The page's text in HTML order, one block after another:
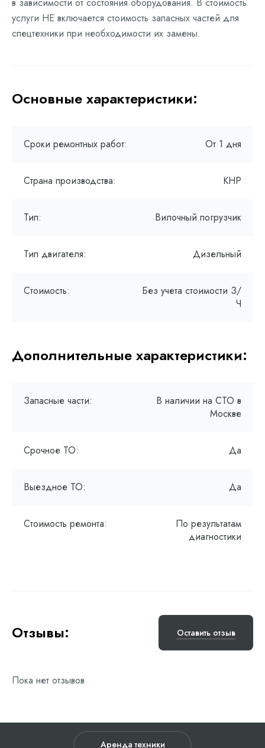
услуги НЕ включается стоимость запасных частей для
спецтехники при необходимости их замены.
Основные характеристики:
Сроки ремонтных работ: От 1 дня
Страна производства: КНР
Тип: Вилочный погрузчик
Тип двигателя: Дизельный
Стоимость:
Без учета стоимости З/
Ч
Дополнительные характеристики:
Запасные части:
В наличии на СТО в
Москве
Срочное ТО: Да
Выездное ТО: Да
Стоимость ремонта:
По результатам
диагностики
Отзывы: Оставить отзыв
Пока нет отзывов
Аренда техники